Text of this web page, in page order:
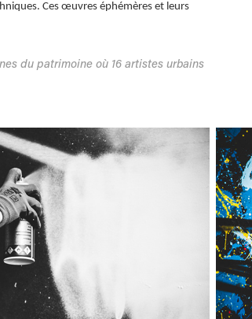
Ces œuvres éphémères et leurs
du patrimoine où 16 artistes urbains